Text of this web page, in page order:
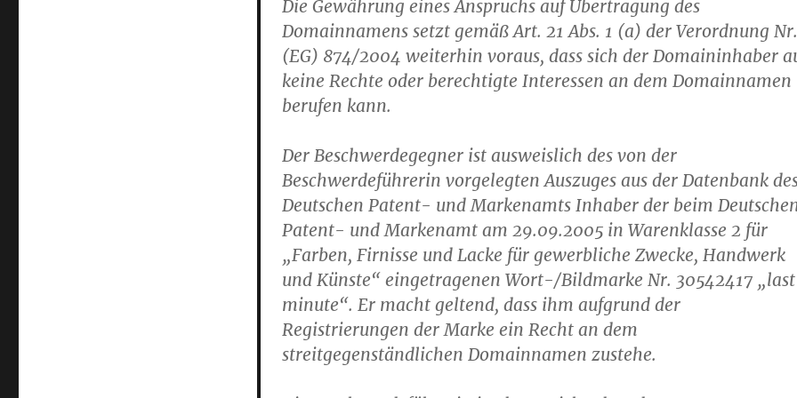
Die Gewährung eines Anspruchs auf Übertragung des
Domainnamens setzt gemäß Art. 21 Abs. 1 (a) der Verordnung Nr.
(EG) 874/2004 weiterhin voraus, dass sich der Domaininhaber
keine Rechte oder berechtigte Interessen an dem Domainnamen
berufen kann.
Der Beschwerdegegner ist ausweislich des von der
Beschwerdeführerin vorgelegten Auszuges aus der Datenbank
Deutschen Patent- und Markenamts Inhaber der beim
Patent- und Markenamt am 29.09.2005 in Warenklasse 2 für
„Farben, Firnisse und Lacke für gewerbliche Zwecke, Handwerk
und Künste“ eingetragenen Wort-/Bildmarke Nr. 30542417 „last
minute“. Er macht geltend, dass ihm aufgrund der
Registrierungen der Marke ein Recht an dem
streitgegenständlichen Domainnamen zustehe.